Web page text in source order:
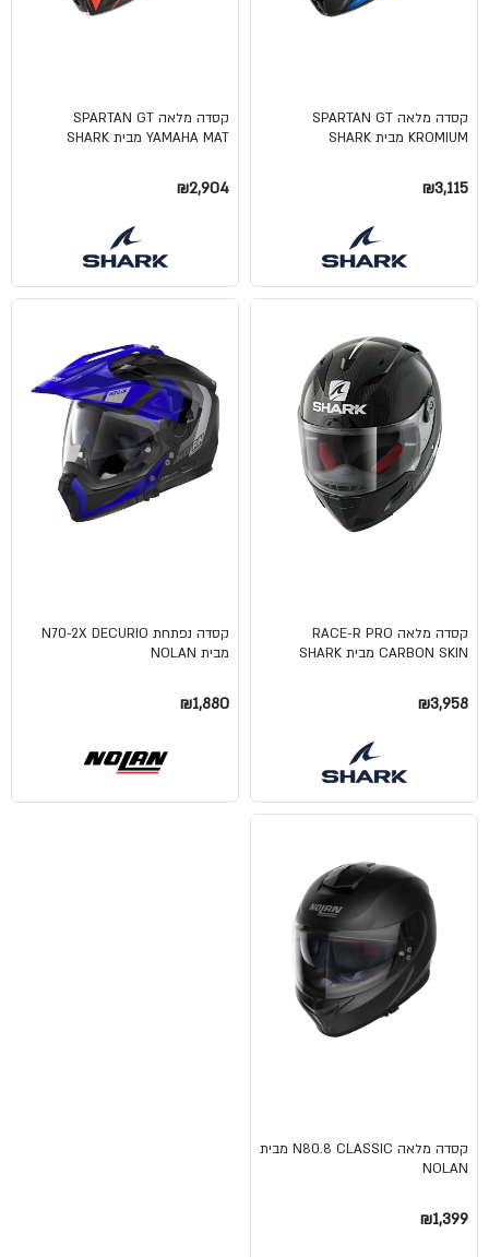
קסדה מלאה SPARTAN GT
KROMIUM מבית SHARK
₪3,115
קסדה מלאה SPARTAN GT
YAMAHA MAT מבית SHARK
₪2,904
קסדה מלאה RACE-R PRO
CARBON SKIN מבית SHARK
₪3,958
קסדה נפתחת N70-2X DECURIO
מבית NOLAN
₪1,880
קסדה מלאה N80.8 CLASSIC מבית
NOLAN
₪1,399